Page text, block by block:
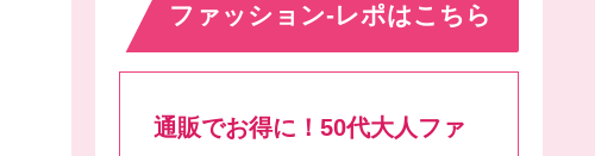
ファッション-レポはこちら
通販でお得に！50代大人ファ